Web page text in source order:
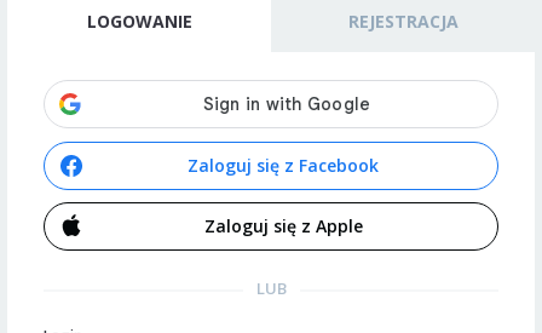
LOGOWANIE REJESTRACJA
Zaloguj się z Facebook
Zaloguj się z Apple
LUB